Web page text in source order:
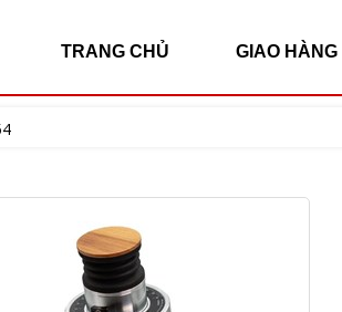
TRANG CHỦ GIAO HÀNG